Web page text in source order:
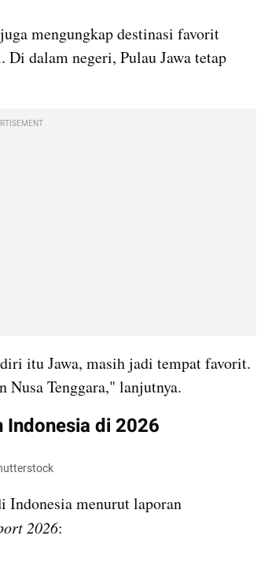
mengungkap destinasi favorit
dalam negeri, Pulau Jawa tetap
itu Jawa, masih jadi tempat favorit.
Nusa Tenggara," lanjutnya.
Indonesia di 2026
2026: